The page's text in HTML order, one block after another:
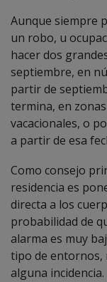
Aunque siempre
un robo, u
hacer dos
septiembre, en
partir de
termina, en
vacacionales, o
a partir de esa
Como consejo
residencia es
directa a los
probabilidad de
alarma es muy
tipo de entornos,
alguna incidencia.